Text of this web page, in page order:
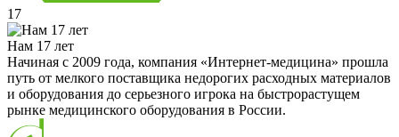
17
Нам 17 лет
Начиная с 2009 года, компания «Интернет-медицина» прошла
путь от мелкого поставщика недорогих расходных материалов
и оборудования до серьезного игрока на быстрорастущем
рынке медицинского оборудования в России.